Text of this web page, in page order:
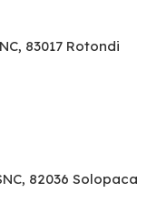
83017 Rotondi
82036 Solopaca